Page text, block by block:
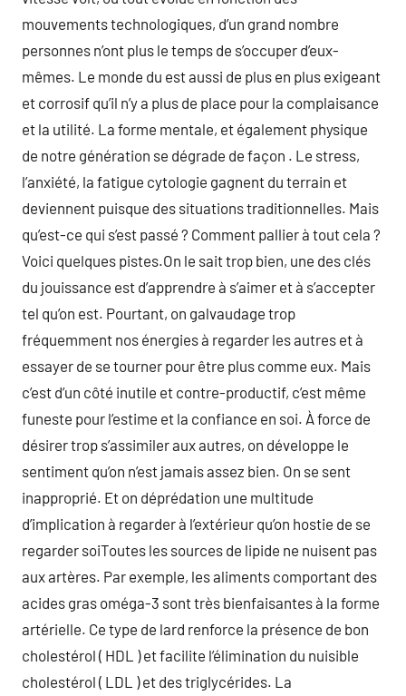
mouvements technologiques, d’un grand nombre
personnes n’ont plus le temps de s’occuper d’eux-
mêmes. Le monde du est aussi de plus en plus exigeant
et corrosif qu’il n’y a plus de place pour la complaisance
et la utilité. La forme mentale, et également physique
de notre génération se dégrade de façon . Le stress,
l’anxiété, la fatigue cytologie gagnent du terrain et
deviennent puisque des situations traditionnelles. Mais
qu’est-ce qui s’est passé ? Comment pallier à tout cela ?
Voici quelques pistes.On le sait trop bien, une des clés
du jouissance est d’apprendre à s’aimer et à s’accepter
tel qu’on est. Pourtant, on galvaudage trop
fréquemment nos énergies à regarder les autres et à
essayer de se tourner pour être plus comme eux. Mais
c’est d’un côté inutile et contre-productif, c’est même
funeste pour l’estime et la confiance en soi. À force de
désirer trop s’assimiler aux autres, on développe le
sentiment qu’on n’est jamais assez bien. On se sent
inapproprié. Et on déprédation une multitude
d’implication à regarder à l’extérieur qu’on hostie de se
regarder soiToutes les sources de lipide ne nuisent pas
aux artères. Par exemple, les aliments comportant des
acides gras oméga-3 sont très bienfaisantes à la forme
artérielle. Ce type de lard renforce la présence de bon
cholestérol ( HDL ) et facilite l’élimination du nuisible
cholestérol ( LDL ) et des triglycérides. La